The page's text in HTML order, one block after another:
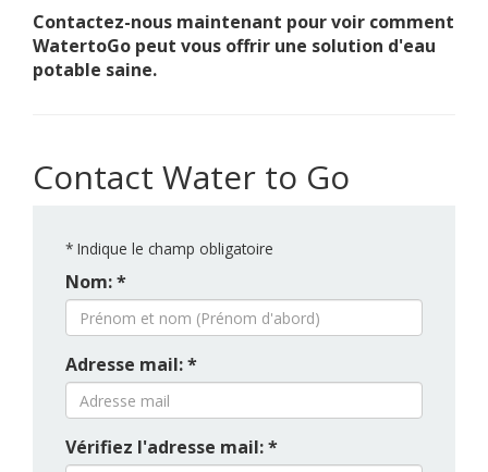
Contactez-nous maintenant pour voir comment
WatertoGo peut vous offrir une solution d'eau
potable saine.
Contact Water to Go
* Indique le champ obligatoire
Nom: *
Adresse mail: *
Vérifiez l'adresse mail: *